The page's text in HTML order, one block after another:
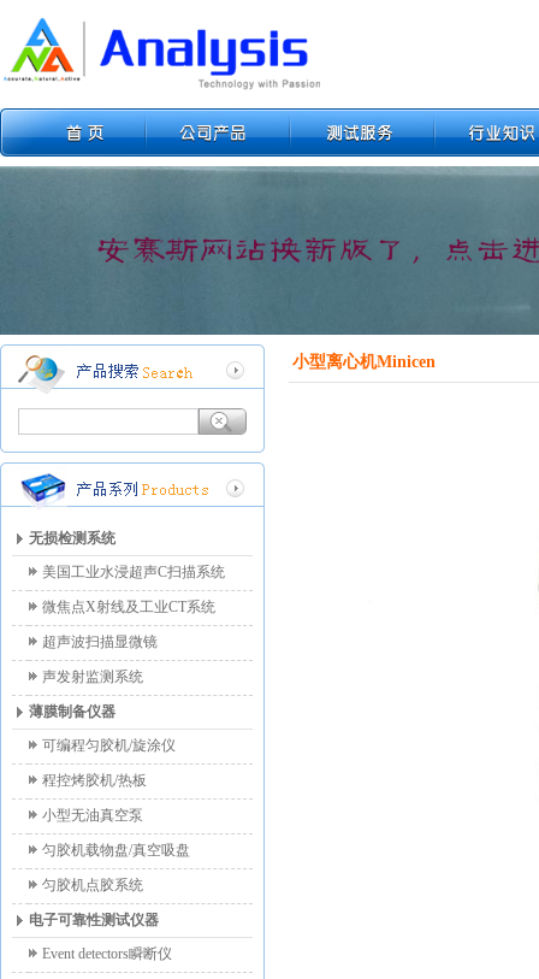
无损检测系统
美国工业水浸超声C扫描系统
微焦点X射线及工业CT系统
超声波扫描显微镜
声发射监测系统
薄膜制备仪器
可编程匀胶机/旋涂仪
程控烤胶机/热板
小型无油真空泵
匀胶机载物盘/真空吸盘
匀胶机点胶系统
电子可靠性测试仪器
Event detectors瞬断仪
小型离心机Minicen